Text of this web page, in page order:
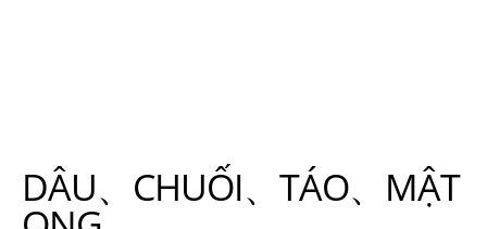
DÂU、CHUỐI、TÁO、MẬT